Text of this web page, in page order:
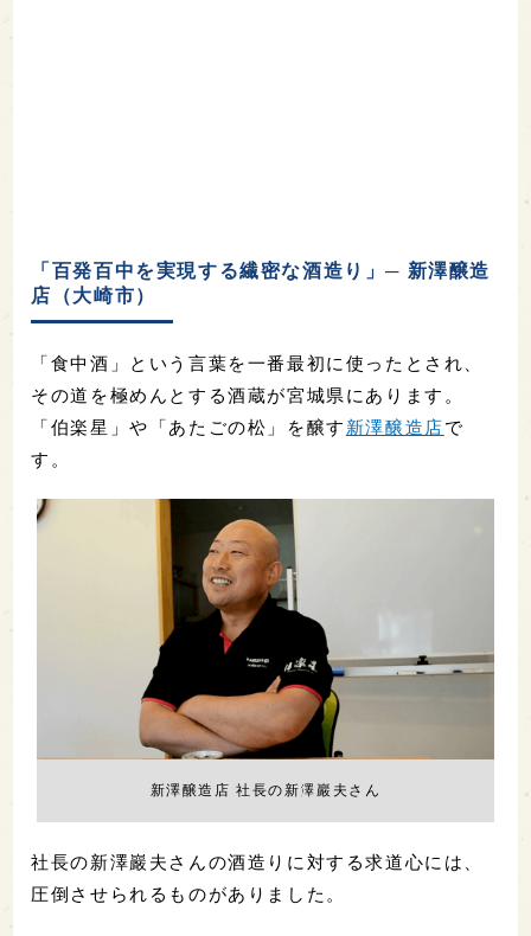
「百発百中を実現する繊密な酒造り」─ 新澤醸造
店（大崎市）
「食中酒」という言葉を一番最初に使ったとされ、
その道を極めんとする酒蔵が宮城県にあります。
「伯楽星」や「あたごの松」を醸す 新澤醸造店で
す。
新澤醸造店 社長の新澤巖夫さん
社長の新澤巖夫さんの酒造りに対する求道心には、
圧倒させられるものがありました。